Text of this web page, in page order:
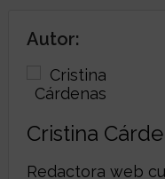
Autor:
Cristina
Redactora web